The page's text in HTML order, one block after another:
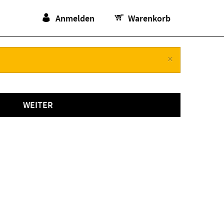
Anmelden Warenkorb
×
WEITER